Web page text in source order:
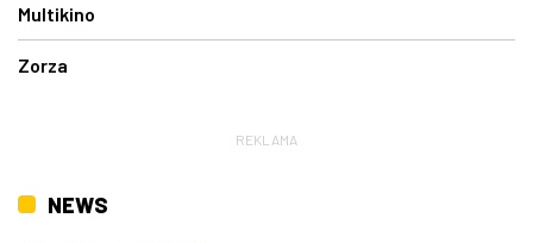
Multikino
Zorza
REKLAMA
NEWS